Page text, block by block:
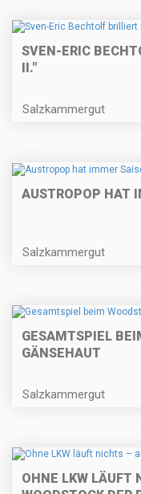
SVEN-ERIC
II."
Salzkammergut
AUSTROPOP HAT
Salzkammergut
GESAMTSPIEL
GÄNSEHAUT
Salzkammergut
OHNE LKW LÄUFT